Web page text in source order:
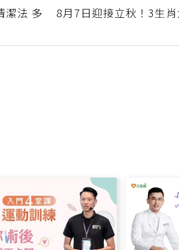
潔法 多
8月7日迎接立秋！3生